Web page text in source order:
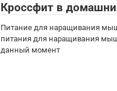
Кроссфит в
Питание для наращивания
питания для наращивания
данный момент